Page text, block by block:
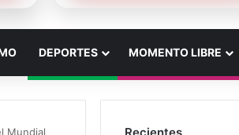
DEPORTES MOMENTO LIBRE
Mundial